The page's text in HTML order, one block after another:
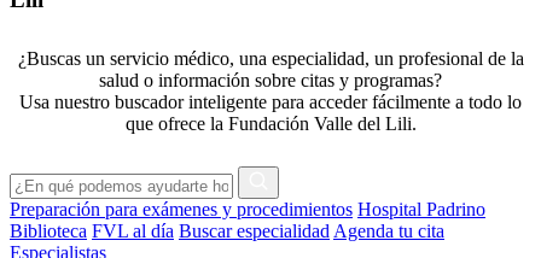
¿Buscas un servicio médico, una especialidad, un profesional de la
salud o información sobre citas y programas?
Usa nuestro buscador inteligente para acceder fácilmente a todo lo
que ofrece la Fundación Valle del Lili.
Preparación para exámenes y procedimientos Hospital Padrino
Biblioteca FVL al día Buscar especialidad Agenda tu cita
Especialistas